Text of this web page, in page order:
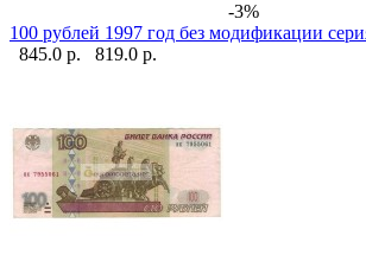
-3%
100 рублей 1997 год без модификации
845.0 р.
819.0 р.